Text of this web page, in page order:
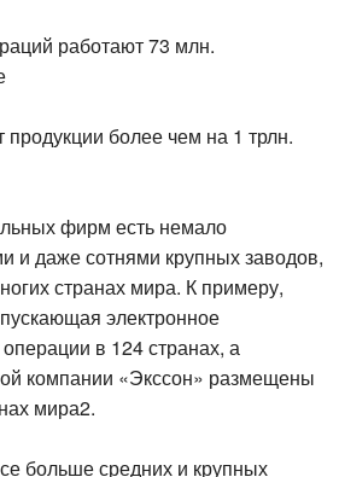
работают 73 млн.
продукции более чем на 1 трлн.
фирм есть немало
и даже сотнями крупных заводов,
странах мира. К примеру,
электронное
в 124 странах, а
компании «Экссон» размещены
мира2.
больше средних и крупных